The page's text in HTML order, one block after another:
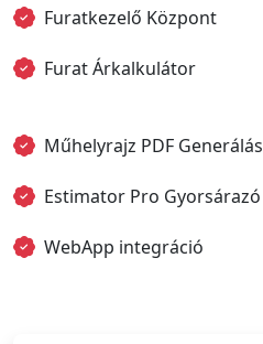
Furatkezelő Központ
Furat Árkalkulátor
Műhelyrajz PDF Generálás
Estimator Pro Gyorsárazó
WebApp integráció